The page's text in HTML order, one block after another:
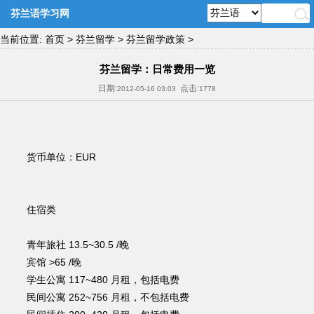
芬兰语学习网
当前位置: 首页 > 芬兰留学 > 芬兰留学政策 >
芬兰留学：日常费用一览
日期:2012-05-16 03:03 点击:1778
货币单位：EUR
住宿类
青年旅社 13.5~30.5 /晚
宾馆 >65 /晚
学生公寓 117~480 月租，包括电费
民间公寓 252~756 月租，不包括电费